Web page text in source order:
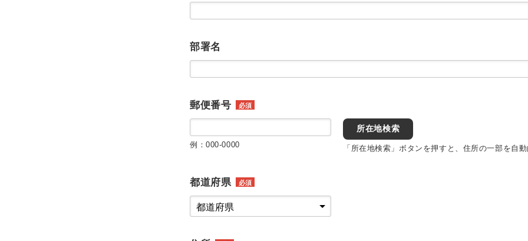
部署名
郵便番号 必須
例：000-0000
所在地検索
「所在地検索」ボタンを押すと、住所の一部を自動
都道府県 必須